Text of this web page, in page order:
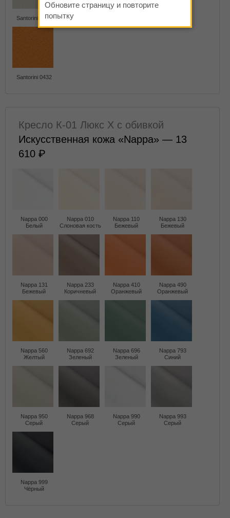
Santorini 0425 Santorini 0426
Santorini 0432
Кресло К-01 Люкс X с обивкой
Искусственная кожа «Nappa» — 13
610
Nappa 000
Белый
Nappa 010
Слоновая кость
Nappa 110
Бежевый
Nappa 130
Бежевый
Nappa 131
Бежевый
Nappa 233
Коричневый
Nappa 410
Оранжевый
Nappa 490
Оранжевый
Nappa 560
Желтый
Nappa 692
Зеленый
Nappa 696
Зеленый
Nappa 793
Синий
Nappa 950
Серый
Nappa 968
Серый
Nappa 990
Серый
Nappa 993
Серый
Nappa 999
Чёрный
Обновите страницу и повторите
попытку